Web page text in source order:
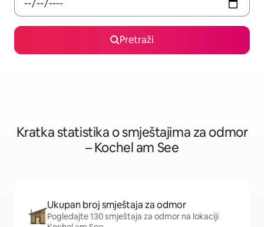
Pretraži
Kratka statistika o smještajima za odmor
– Kochel am See
Ukupan broj smještaja za odmor
Pogledajte 130 smještaja za odmor na lokaciji